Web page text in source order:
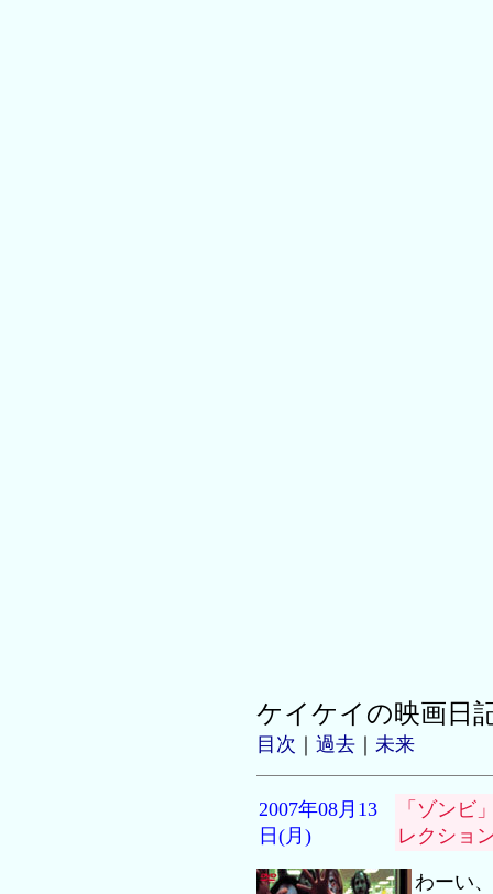
ケイケイの映画日
目次 過去 未来
2007年08月13
日(月)
「ゾンビ
レクショ
わーい